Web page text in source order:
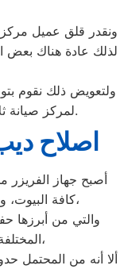
ونقدر قلق عميل مركز
لذلك عادة هناك بعض
ولتعويض ذلك نقوم
لمركز صيانة ثلاجات دايو الدقهلية لتلك المحافظات.
اصلاح
كافة البيوت، وفقًا لمميزات ديب فريزر دايو العديدة،
والتي من أبرزها
المختلفة، وبالرغم من مميزاته العديدة،
ألا أنه من المحتمل